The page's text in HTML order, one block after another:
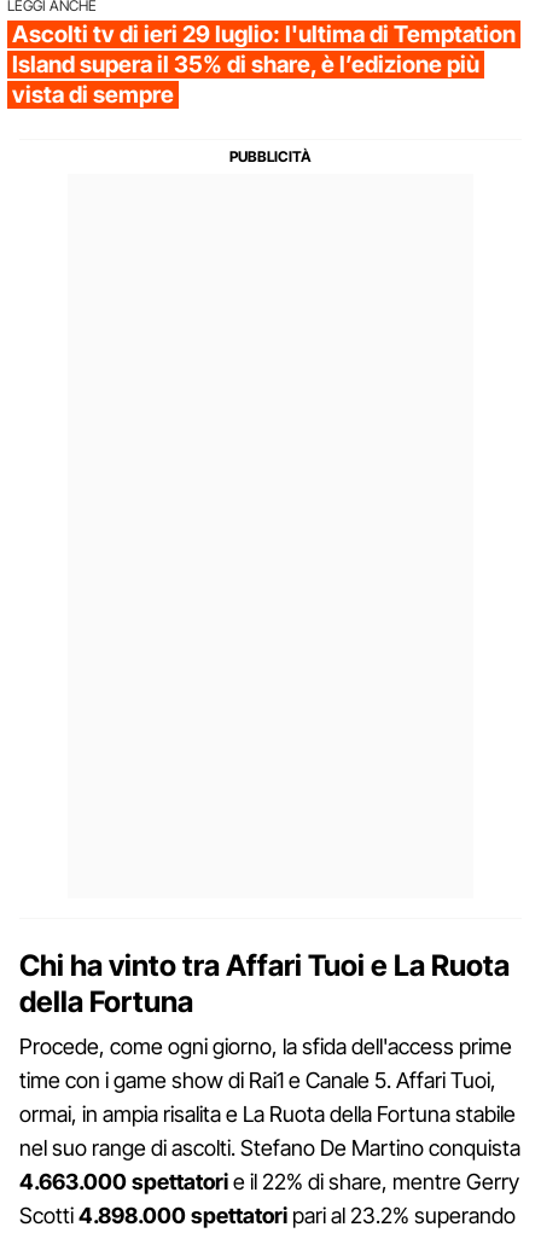
LEGGI ANCHE
Ascolti tv di ieri 29 luglio: l'ultima di Temptation
Island supera il 35% di share, è l’edizione più
vista di sempre
Chi ha vinto tra Affari Tuoi e La Ruota
della Fortuna
Procede, come ogni giorno, la sfida dell'access prime
time con i game show di Rai1 e Canale 5. Affari Tuoi,
ormai, in ampia risalita e La Ruota della Fortuna stabile
nel suo range di ascolti. Stefano De Martino conquista
4.663.000 spettatorie il 22% di share, mentre Gerry
Scotti4.898.000 spettatori pari al 23.2% superando